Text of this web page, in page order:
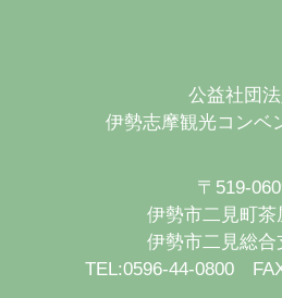
公益社団法
伊勢志摩観光コンベ
〒519-
伊勢市二見町茶
伊勢市二見総合
TEL:0596-44-0800